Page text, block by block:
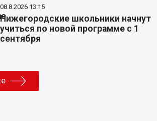
08.8.2026 13:15
Нижегородские школьники начнут
учиться по новой программе с 1
сентября